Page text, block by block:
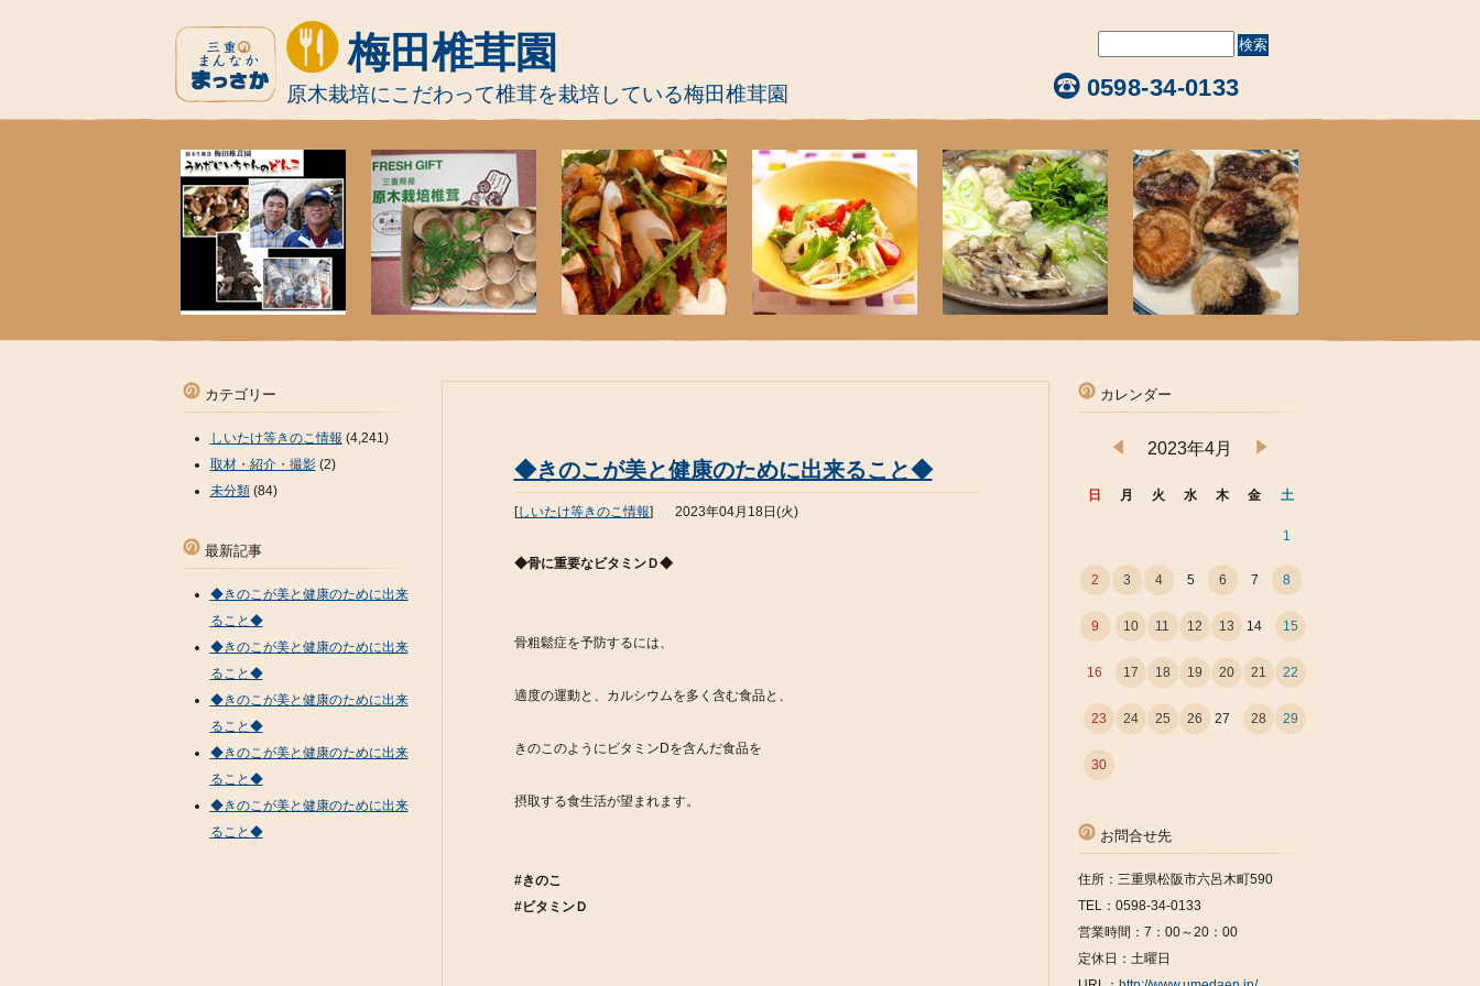
梅田椎茸園
原木栽培にこだわって椎茸を栽培している梅田椎茸園 0598-34-0133
◆きのこが美と健康のために出来ること◆
[しいたけ等きのこ情報] 2023年04月18日(火)
◆骨に重要なビタミンＤ◆
骨粗鬆症を予防するには、
適度の運動と、カルシウムを多く含む食品と、
きのこのようにビタミンDを含んだ食品を
摂取する食生活が望まれます。
#きのこ
#ビタミンＤ
カテゴリー
しいたけ等きのこ情報 (4,241)
取材・紹介・撮影(2)
未分類(84)
最新記事
◆きのこが美と健康のために出来
ること◆
◆きのこが美と健康のために出来
ること◆
◆きのこが美と健康のために出来
ること◆
◆きのこが美と健康のために出来
ること◆
◆きのこが美と健康のために出来
ること◆
カレンダー
2023年4月
日 月 火 水 木 金 土
1
2 3 4 5 6 7 8
9 10 11 12 13 14 15
16 17 18 19 20 21 22
23 24 25 26 27 28 29
30
お問合せ先
住所：三重県松阪市六呂木町590
TEL：0598-34-0133
営業時間：7：00～20：00
定休日：土曜日